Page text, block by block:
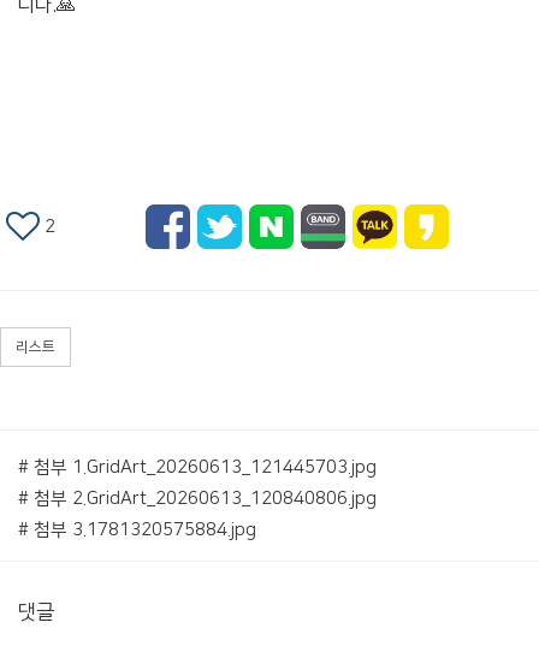
니다.🙏
2
리스트
# 첨부 1.GridArt_20260613_121445703.jpg
# 첨부 2.GridArt_20260613_120840806.jpg
# 첨부 3.1781320575884.jpg
댓글